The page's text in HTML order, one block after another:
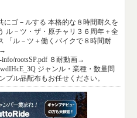
にゴ－ルする 本格的な８時間耐久を
ル－ツ・ザ・原チャリ３６周年＋全
「ル－ツ＋働くバイクで８時間耐
→
info/rootsSP.pdf ８耐動画→
ジャンル・業種・数量問
プル品配布もお任せください。